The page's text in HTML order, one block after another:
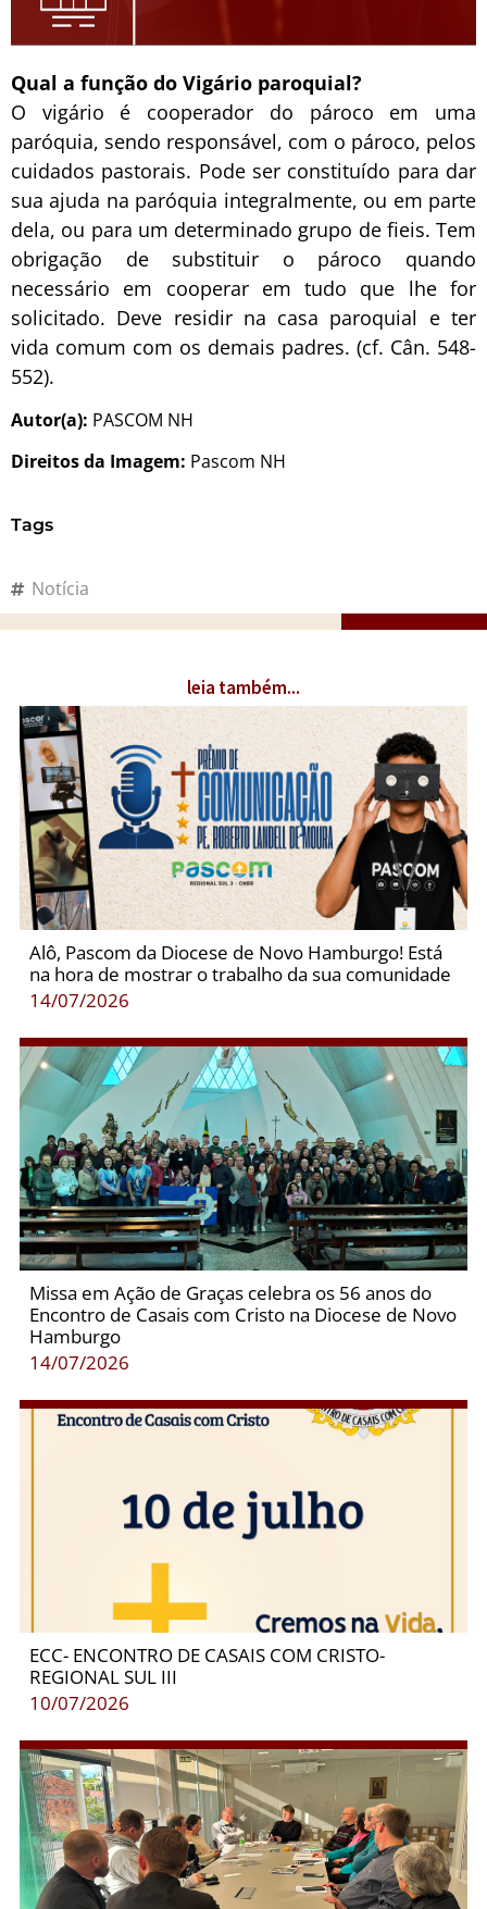
Qual a função do Vigário paroquial?
O vigário é cooperador do pároco em uma
paróquia, sendo responsável, com o pároco, pelos
cuidados pastorais. Pode ser constituído para dar
sua ajuda na paróquia integralmente, ou em parte
dela, ou para um determinado grupo de fieis. Tem
obrigação de substituir o pároco quando
necessário em cooperar em tudo que lhe for
solicitado. Deve residir na casa paroquial e ter
vida comum com os demais padres. (cf. Cân. 548-
552).
Autor(a): PASCOM NH
Direitos da Imagem: Pascom NH
Tags
Notícia
leia também...
Alô, Pascom da Diocese de Novo Hamburgo! Está
na hora de mostrar o trabalho da sua comunidade
14/07/2026
Missa em Ação de Graças celebra os 56 anos do
Encontro de Casais com Cristo na Diocese de Novo
Hamburgo
14/07/2026
ECC- ENCONTRO DE CASAIS COM CRISTO-
REGIONAL SUL III
10/07/2026